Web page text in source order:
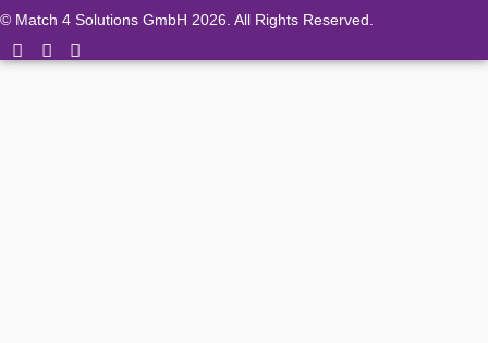
© Match 4 Solutions GmbH 2026. All Rights Reserved.